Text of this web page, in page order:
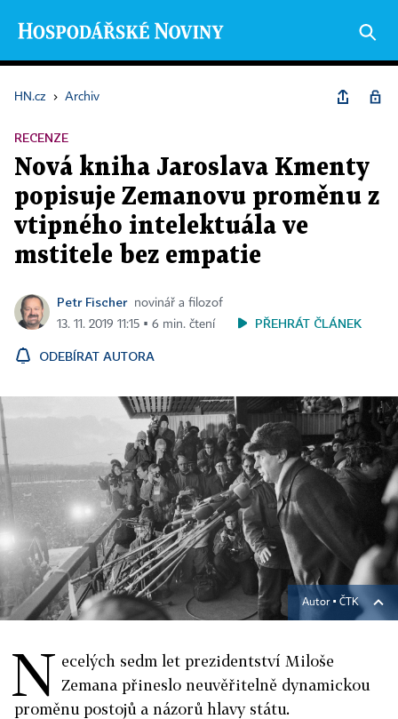
HN.cz › Archiv
RECENZE
Nová kniha Jaroslava Kmenty
popisuje Zemanovu proměnu z
vtipného intelektuála ve
mstitele bez empatie
Petr Fischer
novinář a filozof
13. 11. 2019 11:15 ▪ 6 min. čtení
PŘEHRÁT ČLÁNEK
ODEBÍRAT AUTORA
Autor ▪ ČTK
N ecelých sedm let prezidentství Miloše
Zemana přineslo neuvěřitelně dynamickou
proměnu postojů a názorů hlavy státu.